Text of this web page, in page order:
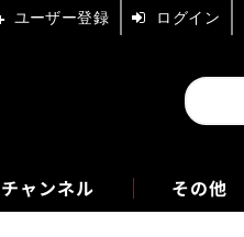
ャンネル
エム その他
ユーザー登録 ログイン